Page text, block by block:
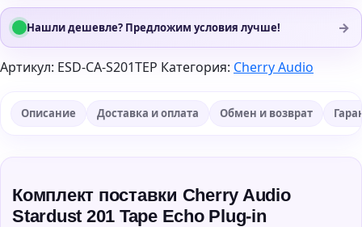
Нашли дешевле? Предложим условия лучше! →
Артикул: ESD-CA-S201TEP Категория: Cherry Audio
Описание Доставка и оплата Обмен и возврат
Комплект поставки Cherry Audio
Stardust 201 Tape Echo Plug-in